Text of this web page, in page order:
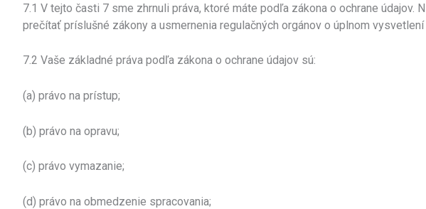
7.1 V tejto časti 7 sme zhrnuli práva, ktoré máte podľa zákona o ochrane
prečítať príslušné zákony a usmernenia regulačných orgánov o úplnom vysvetlení
7.2 Vaše základné práva podľa zákona o ochrane údajov sú:
(a) právo na prístup;
(b) právo na opravu;
(c) právo vymazanie;
(d) právo na obmedzenie spracovania;